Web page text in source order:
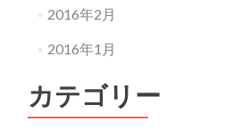
2016年2月
2016年1月
カテゴリー